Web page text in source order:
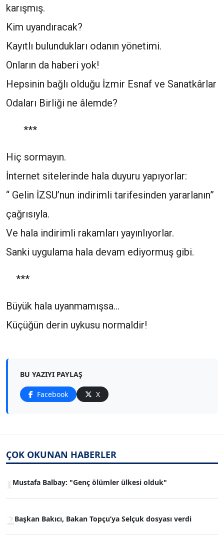
karışmış.
Kim uyandıracak?
Kayıtlı bulundukları odanın yönetimi.
Onların da haberi yok!
Hepsinin bağlı olduğu İzmir Esnaf ve Sanatkârlar
Odaları Birliği ne âlemde?
***
Hiç sormayın.
İnternet sitelerinde hala duyuru yapıyorlar:
“ Gelin İZSU’nun indirimli tarifesinden yararlanın”
çağrısıyla.
Ve hala indirimli rakamları yayınlıyorlar.
Sanki uygulama hala devam ediyormuş gibi.
***
Büyük hala uyanmamışsa…
Küçüğün derin uykusu normaldir!
BU YAZIYI PAYLAŞ
Facebook X
ÇOK OKUNAN HABERLER
Mustafa Balbay: "Genç ölümler ülkesi olduk"
Başkan Bakıcı, Bakan Topçu’ya Selçuk dosyası verdi